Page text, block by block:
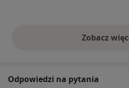
Zobacz
Odpowiedzi na pytania